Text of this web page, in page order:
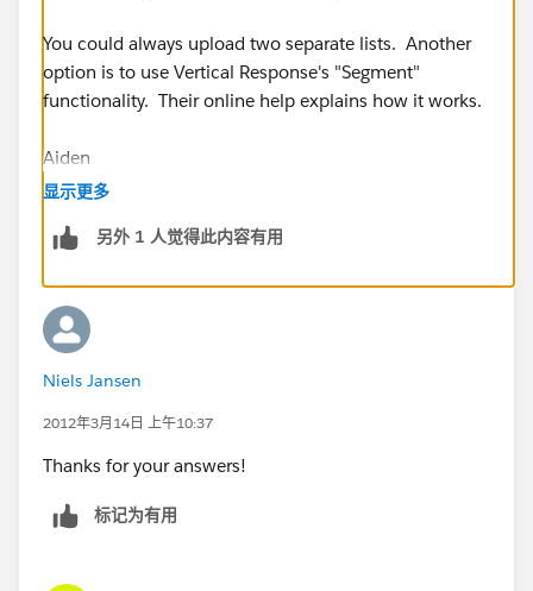
You could always upload two separate lists. Another
option is to use Vertical Response's "Segment"
functionality. Their online help explains how it works.
Aiden
显示更多
另外 1 人觉得此内容有用
Niels Jansen
2012年3月14日 上午10:37
Thanks for your answers!
标记为有用